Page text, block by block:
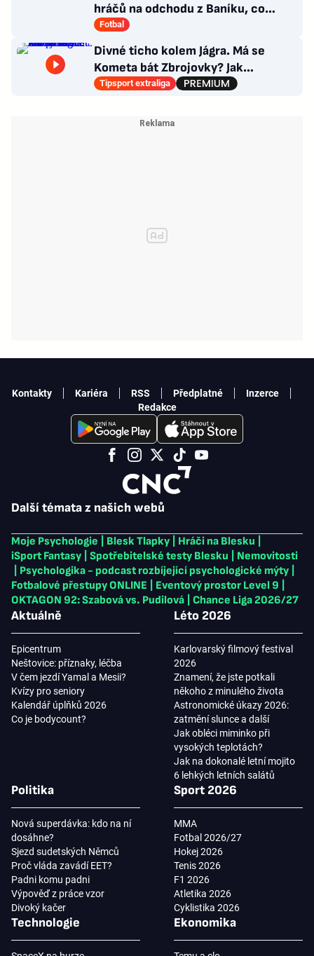
hráčů na odchodu z Baníku, co
situace kolem Nombila?
Fotbal
Divné ticho kolem Jágra. Má se
Kometa bát Zbrojovky? Jak
poskládat Pardubice
Tipsport extraliga
Další témata z našich webů
Moje Psychologie Blesk Tlapky Hráči na Blesku
iSport Fantasy
Spotřebitelské testy Blesku
Nemovitosti
Psychologika - podcast rozbíjející psychologické mýty
Fotbalové přestupy ONLINE
Eventový prostor Level 9
OKTAGON 92: Szabová vs. Pudilová
Chance Liga 2026/27
Aktuálně
Epicentrum
Neštovice: příznaky, léčba
V čem jezdí Yamal a Mesii?
Kvízy pro seniory
Kalendář úplňků 2026
Co je bodycount?
Léto 2026
Karlovarský filmový festival
2026
Znamení, že jste potkali
někoho z minulého života
Astronomické úkazy 2026:
zatmění slunce a další
Jak obléci miminko při
vysokých teplotách?
Jak na dokonalé letní mojito
6 lehkých letních salátů
Politika
Nová superdávka: kdo na ní
dosáhne?
Sjezd sudetských Němců
Proč vláda zavádí EET?
Padni komu padni
Výpověď z práce vzor
Divoký kačer
Sport 2026
MMA
Fotbal 2026/27
Hokej 2026
Tenis 2026
F1 2026
Atletika 2026
Cyklistika 2026
Technologie Ekonomika
Kontakty Kariéra RSS Předplatné
Inzerce
Redakce